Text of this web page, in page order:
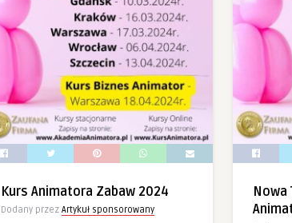
Kurs Animatora Zabaw 2024
Dodany przez Artykuł sponsorowany
Nowa